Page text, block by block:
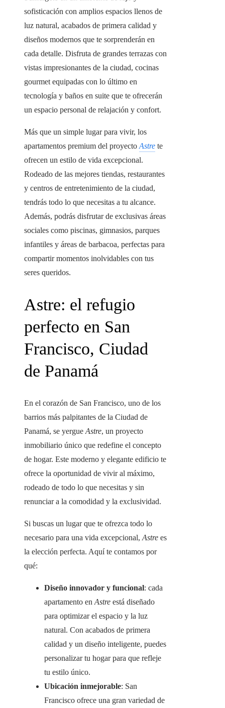
sofisticación con amplios espacios llenos de
luz natural, acabados de primera calidad y
diseños modernos que te sorprenderán en
cada detalle. Disfruta de grandes terrazas con
vistas impresionantes de la ciudad, cocinas
gourmet equipadas con lo último en
tecnología y baños en suite que te ofrecerán
un espacio personal de relajación y confort.
Más que un simple lugar para vivir, los
apartamentos premium del proyecto Astre te
ofrecen un estilo de vida excepcional.
Rodeado de las mejores tiendas, restaurantes
y centros de entretenimiento de la ciudad,
tendrás todo lo que necesitas a tu alcance.
Además, podrás disfrutar de exclusivas áreas
sociales como piscinas, gimnasios, parques
infantiles y áreas de barbacoa, perfectas para
compartir momentos inolvidables con tus
seres queridos.
Astre: el refugio
perfecto en San
Francisco, Ciudad
de Panamá
En el corazón de San Francisco, uno de los
barrios más palpitantes de la Ciudad de
Panamá, se yergue Astre, un proyecto
inmobiliario único que redefine el concepto
de hogar. Este moderno y elegante edificio te
ofrece la oportunidad de vivir al máximo,
rodeado de todo lo que necesitas y sin
renunciar a la comodidad y la exclusividad.
Si buscas un lugar que te ofrezca todo lo
necesario para una vida excepcional, Astre es
la elección perfecta. Aquí te contamos por
qué:
Diseño innovador y funcional: cada
apartamento en Astre está diseñado
para optimizar el espacio y la luz
natural. Con acabados de primera
calidad y un diseño inteligente, puedes
personalizar tu hogar para que refleje
tu estilo único.
Ubicación inmejorable: San
Francisco ofrece una gran variedad de